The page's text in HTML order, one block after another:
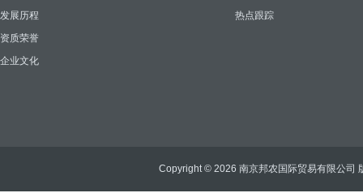
发展历程
资质荣誉
企业文化
热点跟踪
Copyright © 2026 南京邦农国际贸易有限公司